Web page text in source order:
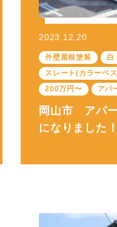
2023.12.20
外壁屋根塗装 白
スレート(カラーベ
200万円〜
アパ
岡山市 アパ
になりました